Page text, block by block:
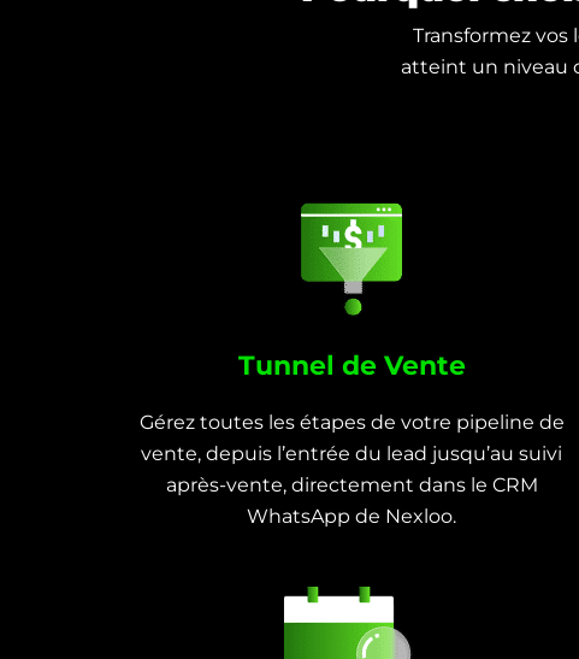
Transformez
atteint un niveau
Tunnel de Vente
Gérez toutes les étapes de votre pipeline de
vente, depuis l’entrée du lead jusqu’au suivi
après-vente, directement dans le CRM
WhatsApp de Nexloo.